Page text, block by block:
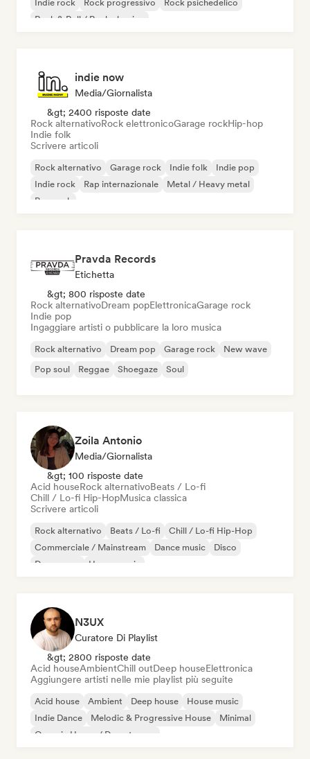
Indie rock Rock progressivo
Rock psichedelico
Rock & Roll / Rock classico
indie now
Media/Giornalista
&gt; 2400 risposte date
Rock alternativoRock elettronicoGarage rockHip-hop
Indie folk
Scrivere articoli
Rock alternativo Garage rock Indie folk
Indie pop
Indie rock
Rap internazionale
Metal / Heavy metal
Pop rock
Pravda Records
Etichetta
&gt; 800 risposte date
Rock alternativoDream popElettronicaGarage rock
Indie pop
Ingaggiare artisti o pubblicare la loro musica
Rock alternativo Dream pop Garage rock
New wave
Pop soul
Reggae Shoegaze Soul
Zoila Antonio
Media/Giornalista
&gt; 100 risposte date
Acid houseRock alternativoBeats / Lo-fi
Chill / Lo-fi Hip-HopMusica classica
Scrivere articoli
Rock alternativo Beats / Lo-fi
Chill / Lo-fi Hip-Hop
Commerciale / Mainstream
Dance music
Disco
Dream pop
House music
N3UX
Curatore Di Playlist
&gt; 2800 risposte date
Acid houseAmbientChill outDeep houseElettronica
Aggiungere artisti nelle mie playlist più seguite
Acid house Ambient Deep house
House music
Indie Dance
Melodic & Progressive House
Minimal
Organic House / Downtempo